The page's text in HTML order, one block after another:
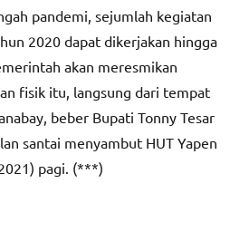
pandemi, sejumlah kegiatan
2020 dapat dikerjakan hingga
akan meresmikan
fisik itu, langsung dari tempat
beber Bupati Tonny Tesar
santai menyambut HUT Yapen
pagi. (***)